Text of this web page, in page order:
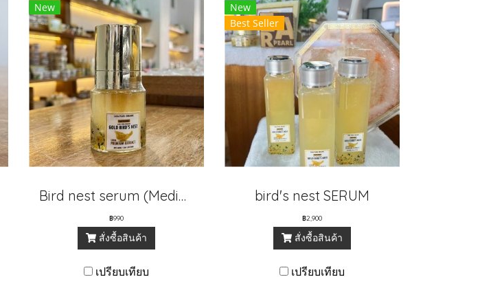
New
Bird nest serum (Medium)
฿990
สั่งซื้อสินค้า
เปรียบเทียบ
New
Best Seller
bird's nest SERUM
฿2,900
สั่งซื้อสินค้า
เปรียบเทียบ